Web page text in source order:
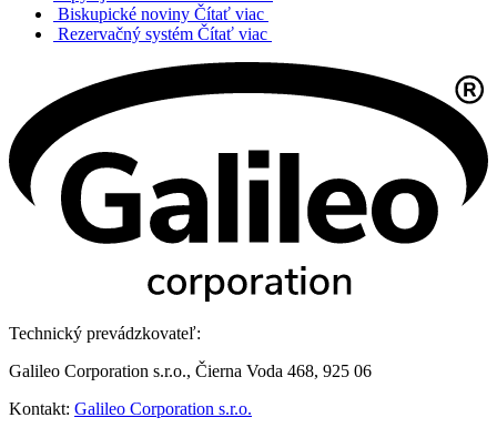
Biskupické noviny Čítať viac
Rezervačný systém Čítať viac
Technický prevádzkovateľ:
Galileo Corporation s.r.o., Čierna Voda 468, 925 06
Kontakt: Galileo Corporation s.r.o.